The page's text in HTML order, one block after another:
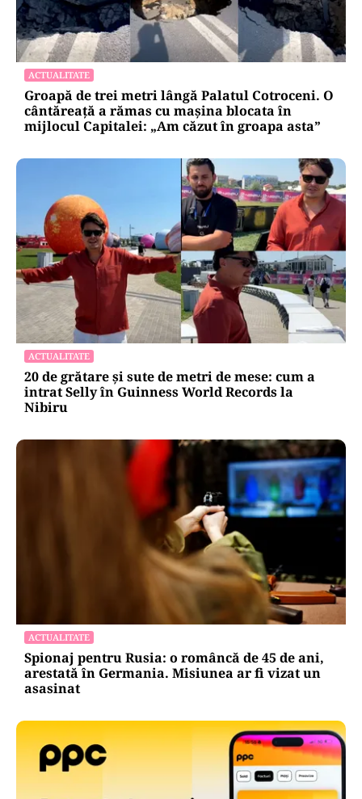
ACTUALITATE
Groapă de trei metri lângă Palatul Cotroceni. O
cântăreață a rămas cu mașina blocata în
mijlocul Capitalei: „Am căzut în groapa asta”
ACTUALITATE
20 de grătare și sute de metri de mese: cum a
intrat Selly în Guinness World Records la
Nibiru
ACTUALITATE
Spionaj pentru Rusia: o româncă de 45 de ani,
arestată în Germania. Misiunea ar fi vizat un
asasinat